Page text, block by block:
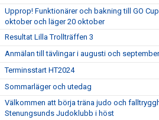
Upprop! Funktionärer och bakning till GO
oktober och läger 20 oktober
Resultat Lilla Trollträffen 3
Anmälan till tävlingar i augusti och
Terminsstart HT2024
Sommarläger och utedag
Välkommen att börja träna judo och
Stenungsunds Judoklubb i höst